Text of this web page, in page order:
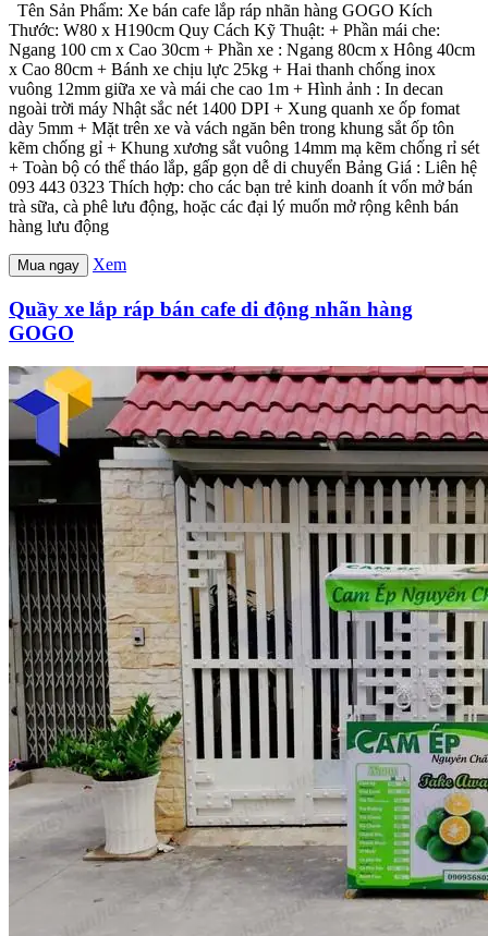
Tên Sản Phẩm: Xe bán cafe lắp ráp nhãn hàng GOGO Kích
Thước: W80 x H190cm Quy Cách Kỹ Thuật: + Phần mái che:
Ngang 100 cm x Cao 30cm + Phần xe : Ngang 80cm x Hông 40cm
x Cao 80cm + Bánh xe chịu lực 25kg + Hai thanh chống inox
vuông 12mm giữa xe và mái che cao 1m + Hình ảnh : In decan
ngoài trời máy Nhật sắc nét 1400 DPI + Xung quanh xe ốp fomat
dày 5mm + Mặt trên xe và vách ngăn bên trong khung sắt ốp tôn
kẽm chống gỉ + Khung xương sắt vuông 14mm mạ kẽm chống rỉ sét
+ Toàn bộ có thể tháo lắp, gấp gọn dễ di chuyển Bảng Giá : Liên hệ
093 443 0323 Thích hợp: cho các bạn trẻ kinh doanh ít vốn mở bán
trà sữa, cà phê lưu động, hoặc các đại lý muốn mở rộng kênh bán
hàng lưu động
Mua ngay Xem
Quầy xe lắp ráp bán cafe di động nhãn hàng
GOGO